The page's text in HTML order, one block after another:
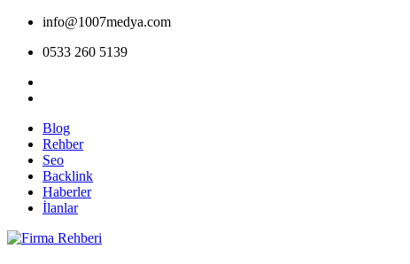
info@1007medya.com
0533 260 5139
Blog
Rehber
Seo
Backlink
Haberler
İlanlar